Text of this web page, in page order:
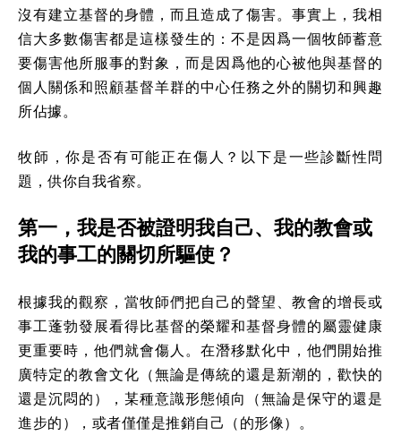
沒有建立基督的身體，而且造成了傷害。事實上，我相
信大多數傷害都是這樣發生的：不是因爲一個牧師蓄意
要傷害他所服事的對象，而是因爲他的心被他與基督的
個人關係和照顧基督羊群的中心任務之外的關切和興趣
所佔據。
牧師，你是否有可能正在傷人？以下是一些診斷性問
題，供你自我省察。
第一，我是否被證明我自己、我的教會或
我的事工的關切所驅使？
根據我的觀察，當牧師們把自己的聲望、教會的增長或
事工蓬勃發展看得比基督的榮耀和基督身體的屬靈健康
更重要時，他們就會傷人。在潛移默化中，他們開始推
廣特定的教會文化（無論是傳統的還是新潮的，歡快的
還是沉悶的），某種意識形態傾向（無論是保守的還是
進步的），或者僅僅是推銷自己（的形像）。